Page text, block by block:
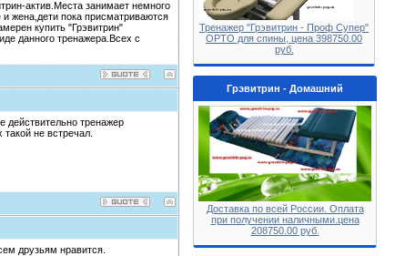
актив.Места занимает немного
жена,дети пока присматриваются
купить "Грэвитрин"
данного тренажера.Всех с
тренажер
не встречал.
друзьям нравится.
Тренажер "Грэвитрин - Проф Супер"
ОРТО для спины, цена 398750.00
руб.
Грэвитрин - Домашний
Доставка по всей России. Оплата
при получении наличными.цена
208750.00 руб.